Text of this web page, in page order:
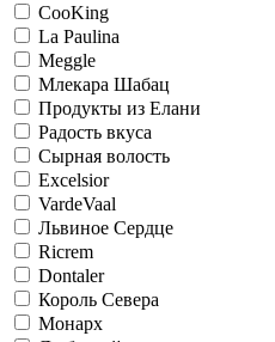
CooKing
La Paulina
Meggle
Млекара Шабац
Продукты из Елани
Радость вкуса
Сырная волость
Excelsior
VardeVaal
Львиное Сердце
Ricrem
Dontaler
Король Севера
Монарх